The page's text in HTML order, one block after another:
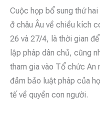
Cuộc họp bổ sung thứ
ở châu Âu về chiều kích
26 và 27/4, là thời gian
lập pháp dân chủ, cũng
tham gia vào Tổ chức An
đảm bảo luật pháp của
tế về quyền con người.